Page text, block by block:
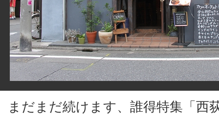
まだまだ続けます、誰得特集「西